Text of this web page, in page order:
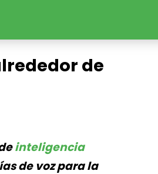
de
inteligencia
de voz para la